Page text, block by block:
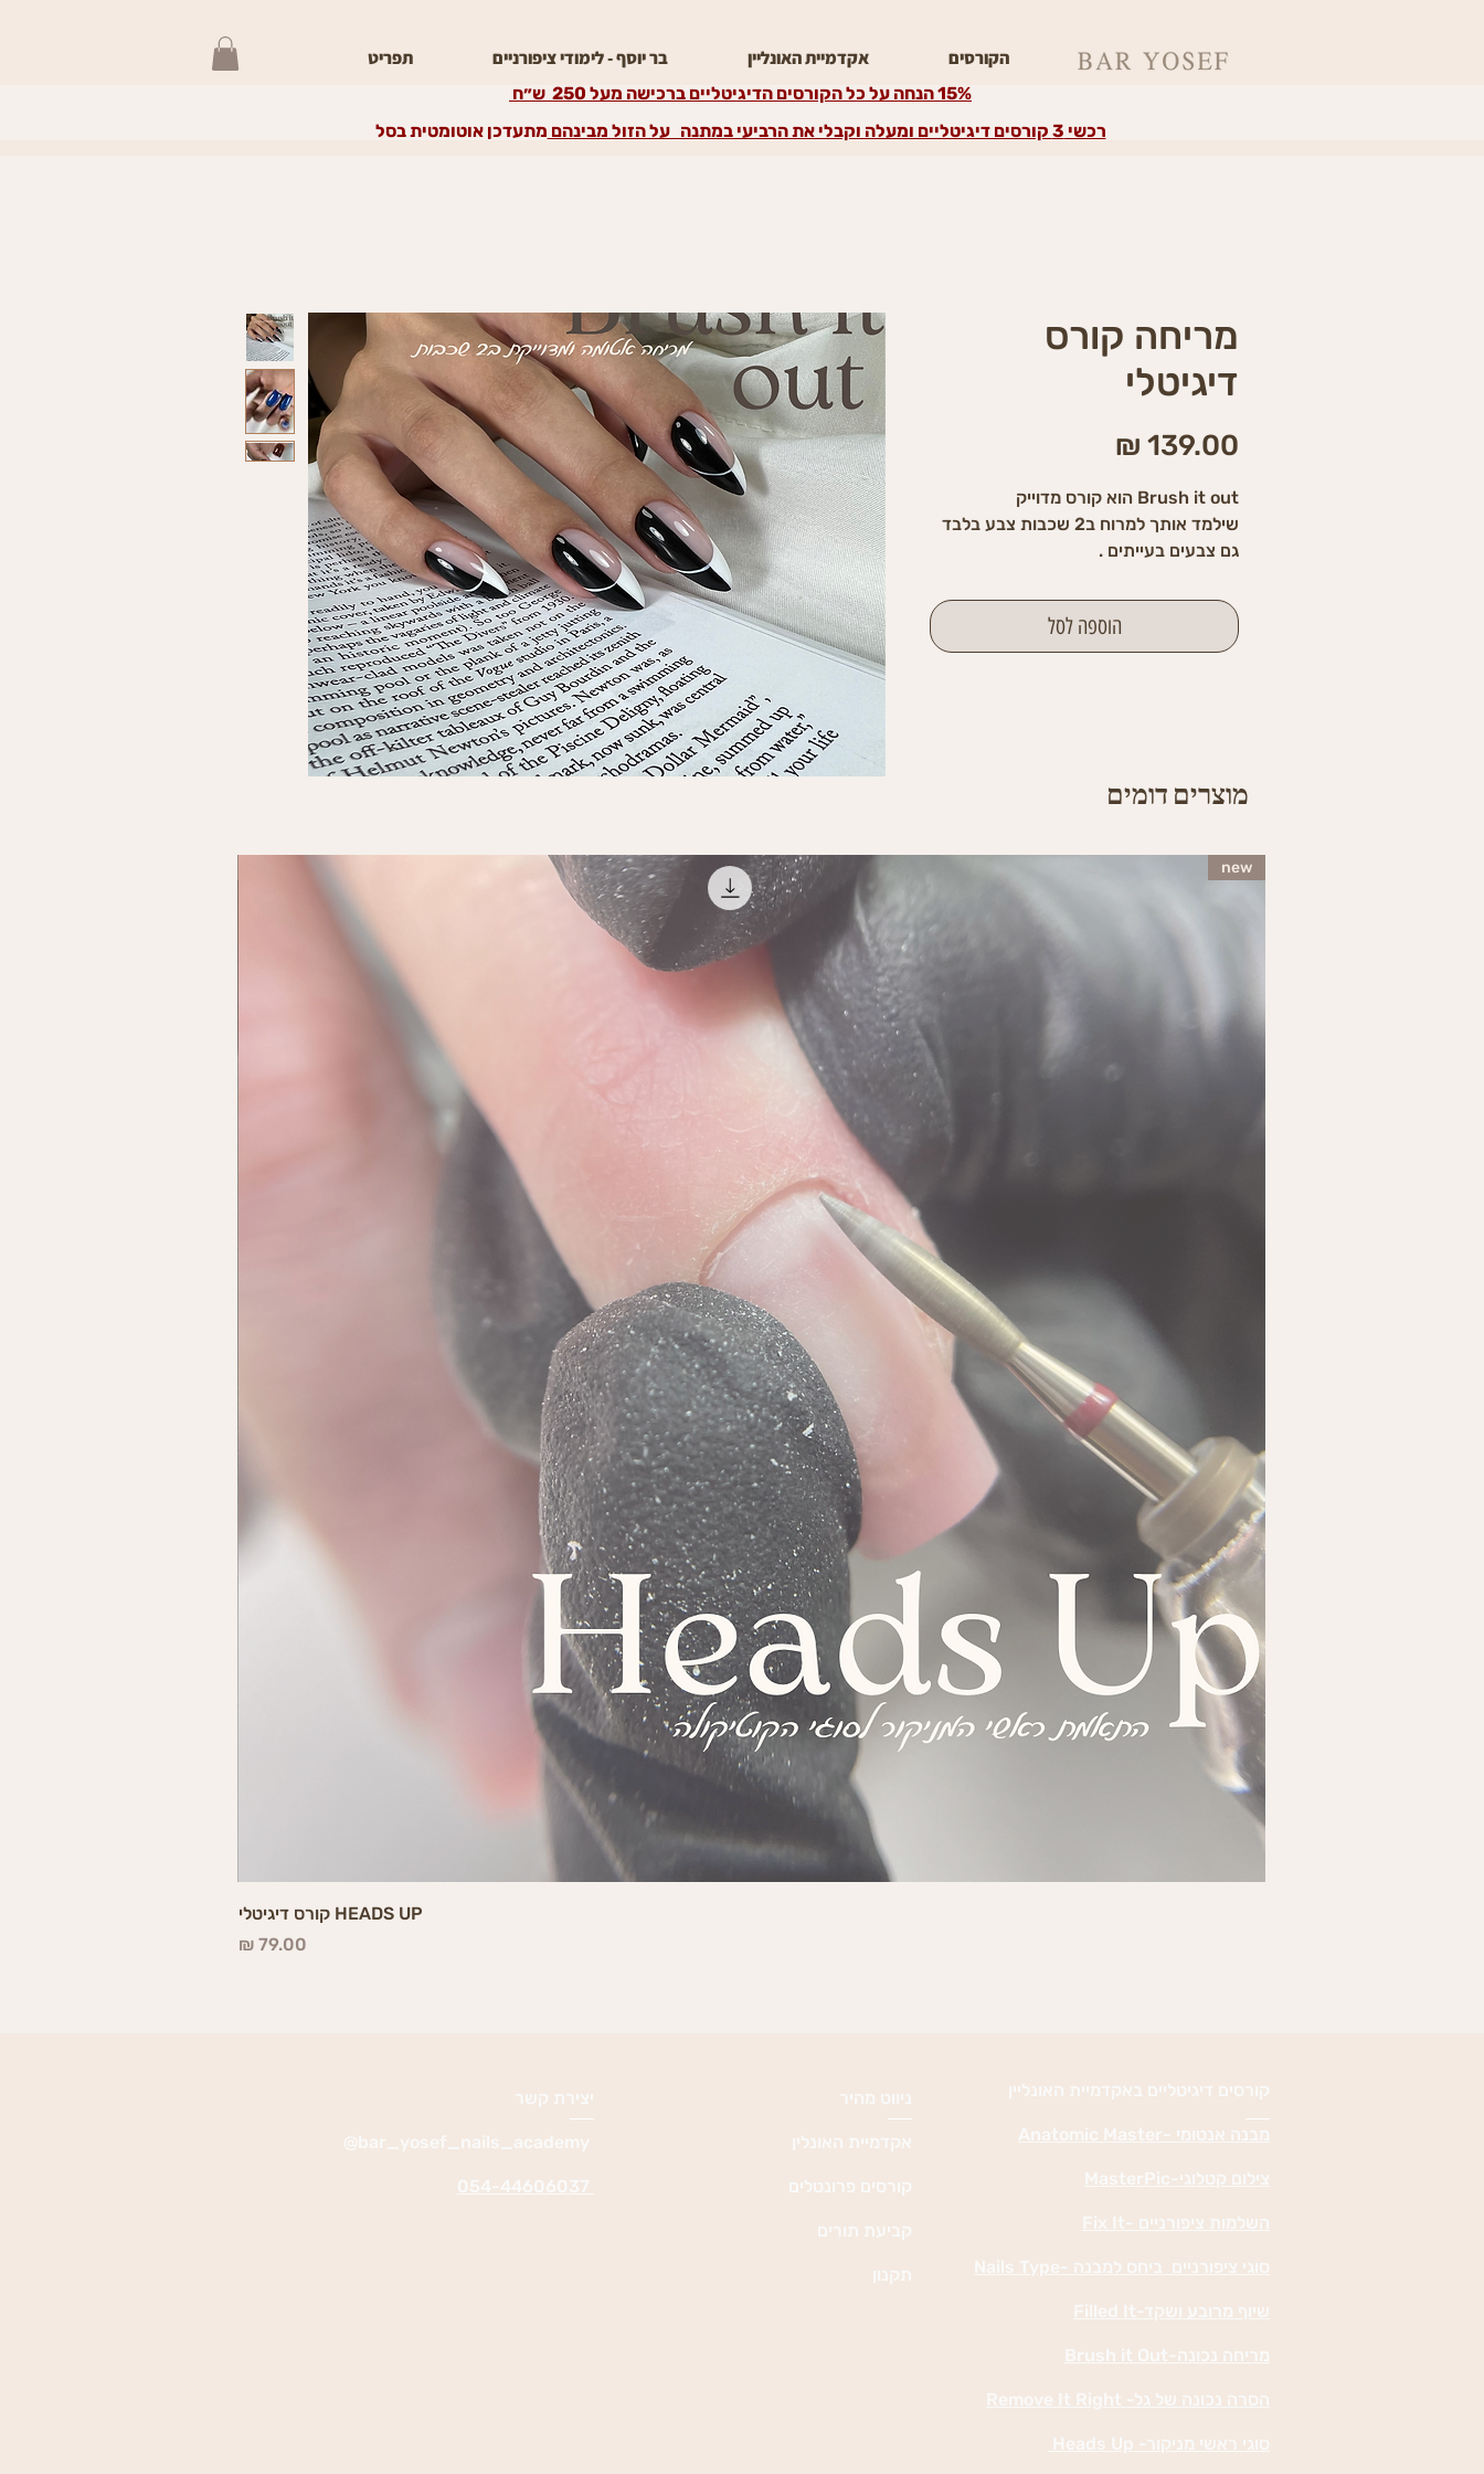
הקורסים אקדמיית האונליין בר יוסף - לימודי ציפורניים תפריט
15% הנחה על כל הקורסים הדיגיטליים ברכישה מעל 250 ש״ח
רכשי 3 קורסים דיגיטליים ומעלה וקבלי את הרביעי במתנה על הזול מבינהם
מתעדכן אוטומטית בסל
מריחה קורס
דיגיטלי
Brush it out הוא קורס מדוייק
שילמד אותך למרוח ב2 שכבות צבע בלבד
גם צבעים בעייתים .
תלמידות שלי לחיזוק ומריחה נכונה .
הוספה לסל
מוצרים דומים
new
HEADS UP קורס דיגיטלי
מחיר
יצירת קשר ניווט מהיר
אקדמיית האונלין
קורסים פרונטלים
קביעת תורים
תקנון
קורסים דיגיטליים באקדמיית האונליין
מבנה אנטומי -Anatomic Master
צילום קטלוגי-MasterPic
השלמות ציפורניים -Fix It
סוגי ציפורניים ביחס למבנה -Nails Type
שיוף מרובע ושקד-Filled It
מריחה נכונה-Brush it Out
הסרה נכונה של גל- Remove It Right
סוגי ראשי מניקור- Heads Up